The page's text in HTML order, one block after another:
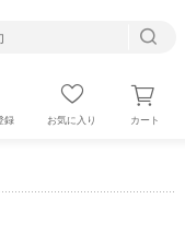
録 お気に入り カート